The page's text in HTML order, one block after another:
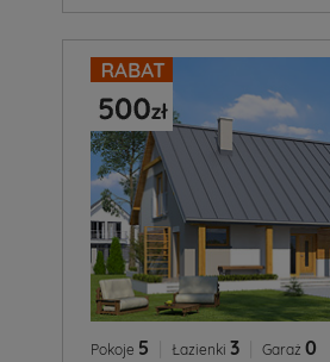
Pokoje 5 Łazienki 3 Garaż 0